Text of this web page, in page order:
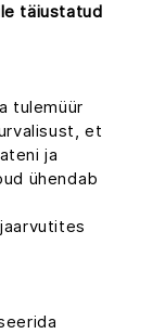
täiustatud
tulemüür
et
ja
ühendab